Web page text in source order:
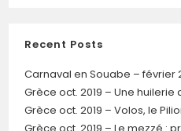
Recent Posts
Carnaval en Souabe – février
Grèce oct. 2019 – Une huilerie
Grèce oct. 2019 – Volos, le